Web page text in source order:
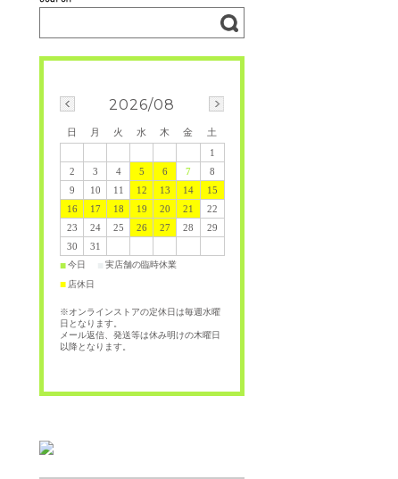
2026/08
日 月 火 水 木 金
土
1
2
3 4 5 6 7
8
9
10 11 12 13 14
15
16
17 18 19 20 21
22
23
24 25 26 27 28
29
30
31
■今日 実店舗の臨時休業
■ 店休日
※オンラインストアの定休日は毎週水曜
日となります。
メール返信、発送等は休み明けの木曜日
以降となります。